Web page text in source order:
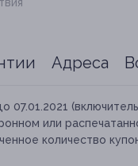
Адреса
07.01.2021
или
количество